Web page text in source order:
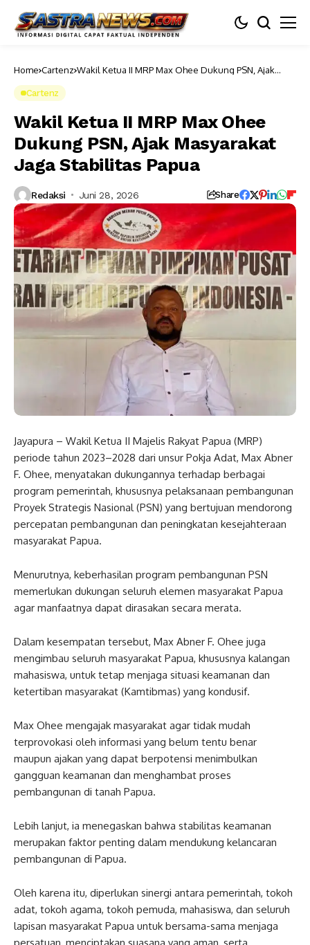
Home Cartenz Wakil Ketua II MRP Max Ohee Dukung PSN, Ajak
Cartenz
Wakil Ketua II MRP Max Ohee
Dukung PSN, Ajak Masyarakat
Jaga Stabilitas Papua
Redaksi Juni 28, 2026 Share
Jayapura – Wakil Ketua II Majelis Rakyat Papua (MRP)
periode tahun 2023–2028 dari unsur Pokja Adat, Max Abner
F. Ohee, menyatakan dukungannya terhadap berbagai
program pemerintah, khususnya pelaksanaan pembangunan
Proyek Strategis Nasional (PSN) yang bertujuan mendorong
percepatan pembangunan dan peningkatan kesejahteraan
masyarakat Papua.
Menurutnya, keberhasilan program pembangunan PSN
memerlukan dukungan seluruh elemen masyarakat Papua
agar manfaatnya dapat dirasakan secara merata.
Dalam kesempatan tersebut, Max Abner F. Ohee juga
mengimbau seluruh masyarakat Papua, khususnya kalangan
mahasiswa, untuk tetap menjaga situasi keamanan dan
ketertiban masyarakat (Kamtibmas) yang kondusif.
Max Ohee mengajak masyarakat agar tidak mudah
terprovokasi oleh informasi yang belum tentu benar
maupun ajakan yang dapat berpotensi menimbulkan
gangguan keamanan dan menghambat proses
pembangunan di tanah Papua.
Lebih lanjut, ia menegaskan bahwa stabilitas keamanan
merupakan faktor penting dalam mendukung kelancaran
pembangunan di Papua.
Oleh karena itu, diperlukan sinergi antara pemerintah, tokoh
adat, tokoh agama, tokoh pemuda, mahasiswa, dan seluruh
lapisan masyarakat Papua untuk bersama-sama menjaga